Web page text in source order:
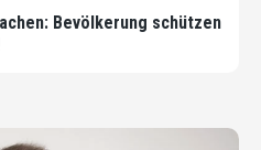
Bevölkerung schützen